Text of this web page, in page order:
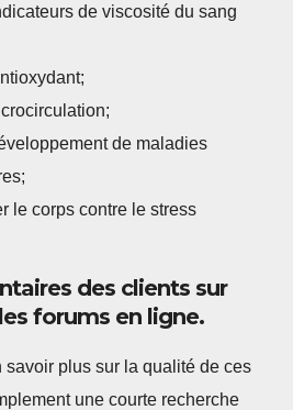
de viscosité du sang
de maladies
le corps contre le stress
des clients sur
forums en ligne.
savoir plus sur la qualité de ces
une courte recherche